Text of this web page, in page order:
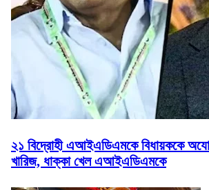
২১ বিদ্রোহী এআইএডিএমকে বিধায়ককে
খারিজ, ধাক্কা খেল এআইএডিএমকে